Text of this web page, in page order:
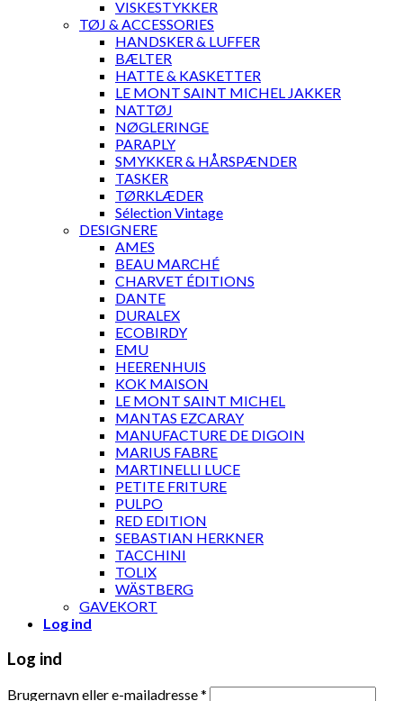
VISKESTYKKER
TØJ & ACCESSORIES
HANDSKER & LUFFER
BÆLTER
HATTE & KASKETTER
LE MONT SAINT MICHEL JAKKER
NATTØJ
NØGLERINGE
PARAPLY
SMYKKER & HÅRSPÆNDER
TASKER
TØRKLÆDER
Sélection Vintage
DESIGNERE
AMES
BEAU MARCHÉ
CHARVET ÉDITIONS
DANTE
DURALEX
ECOBIRDY
EMU
HEERENHUIS
KOK MAISON
LE MONT SAINT MICHEL
MANTAS EZCARAY
MANUFACTURE DE DIGOIN
MARIUS FABRE
MARTINELLI LUCE
PETITE FRITURE
PULPO
RED EDITION
SEBASTIAN HERKNER
TACCHINI
TOLIX
WÄSTBERG
GAVEKORT
Log ind
Log ind
Brugernavn eller e-mailadresse*